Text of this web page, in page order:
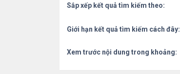
Sắp xếp kết quả tìm kiếm theo:
Giới hạn kết quả tìm kiếm cách đây:
Xem trước nội dung trong khoảng: